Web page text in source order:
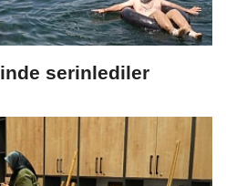
serinlediler